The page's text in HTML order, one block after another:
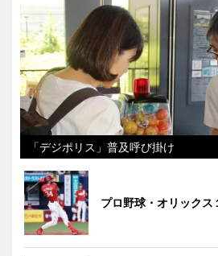
「デジポリス」普及呼び掛け
プロ野球・オリック